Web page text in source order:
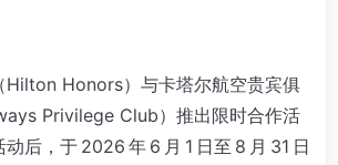
Hilton Honors）与卡塔尔航空贵宾俱
Privilege Club）推出限时合作活
后，于 2026 年 6 月 1 日至 8 月 31 日